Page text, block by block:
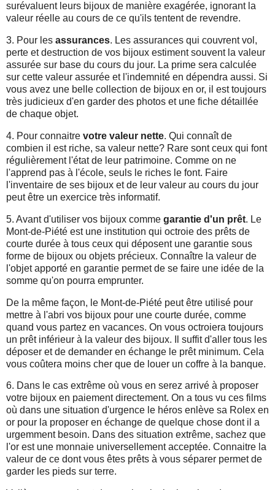
surévaluent leurs bijoux de manière exagérée, ignorant la
valeur réelle au cours de ce qu'ils tentent de revendre.
3. Pour les assurances. Les assurances qui couvrent vol,
perte et destruction de vos bijoux estiment souvent la valeur
assurée sur base du cours du jour. La prime sera calculée
sur cette valeur assurée et l'indemnité en dépendra aussi. Si
vous avez une belle collection de bijoux en or, il est toujours
très judicieux d'en garder des photos et une fiche détaillée
de chaque objet.
4. Pour connaitre votre valeur nette. Qui connaît de
combien il est riche, sa valeur nette? Rare sont ceux qui font
régulièrement l'état de leur patrimoine. Comme on ne
l'apprend pas à l'école, seuls le riches le font. Faire
l'inventaire de ses bijoux et de leur valeur au cours du jour
peut être un exercice très informatif.
5. Avant d'utiliser vos bijoux comme garantie d'un prêt. Le
Mont-de-Piété est une institution qui octroie des prêts de
courte durée à tous ceux qui déposent une garantie sous
forme de bijoux ou objets précieux. Connaître la valeur de
l'objet apporté en garantie permet de se faire une idée de la
somme qu'on pourra emprunter.
De la même façon, le Mont-de-Piété peut être utilisé pour
mettre à l'abri vos bijoux pour une courte durée, comme
quand vous partez en vacances. On vous octroiera toujours
un prêt inférieur à la valeur des bijoux. Il suffit d'aller tous les
déposer et de demander en échange le prêt minimum. Cela
vous coûtera moins cher que de louer un coffre à la banque.
6. Dans le cas extrême où vous en serez arrivé à proposer
votre bijoux en paiement directement. On a tous vu ces films
où dans une situation d'urgence le héros enlève sa Rolex en
or pour la proposer en échange de quelque chose dont il a
urgemment besoin. Dans des situation extrême, sachez que
l'or est une monnaie universellement acceptée. Connaitre la
valeur de ce dont vous êtes prêts à vous séparer permet de
garder les pieds sur terre.